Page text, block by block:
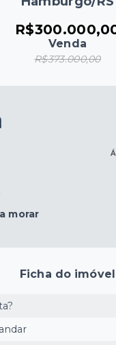
Venda
R$373.000,00
morar
Ficha do imóvel